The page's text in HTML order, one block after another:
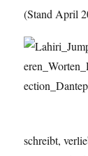
(Stand April
schreibt,